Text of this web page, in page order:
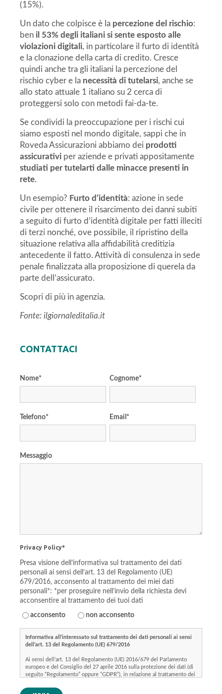
(15%).
Un dato che colpisce è la percezione del rischio:
ben il 53% degli italiani si sente esposto alle
violazioni digitali, in particolare il furto di identità
e la clonazione della carta di credito. Cresce
quindi anche tra gli italiani la percezione del
rischio cyber e la necessità di tutelarsi, anche se
allo stato attuale 1 italiano su 2 cerca di
proteggersi solo con metodi fai-da-te.
Se condividi la preoccupazione per i rischi cui
siamo esposti nel mondo digitale, sappi che in
Roveda Assicurazioni abbiamo dei prodotti
assicurativi per aziende e privati appositamente
studiati per tutelarti dalle minacce presenti in
rete.
Un esempio? Furto d’identità: azione in sede
civile per ottenere il risarcimento dei danni subiti
a seguito di furto d’identità digitale per fatti illeciti
di terzi nonché, ove possibile, il ripristino della
situazione relativa alla affidabilità creditizia
antecedente il fatto. Attività di consulenza in sede
penale finalizzata alla proposizione di querela da
parte dell’assicurato.
Scopri di più in agenzia.
Fonte: ilgiornaleditalia.it
CONTATTACI
Nome* Cognome*
Telefono* Email *
Messaggio
Privacy Policy*
Presa visione dell’informativa sul trattamento dei dati
personali ai sensi dell’art. 13 del Regolamento (UE)
679/2016, acconsento al trattamento dei miei dati
personali*: *per proseguire nell’invio della richiesta devi
acconsentire al trattamento dei tuoi dati
acconsento non acconsento
Informativa all’interessato sul trattamento dei dati personali ai sensi
dell’art. 13 del Regolamento (UE) 679/2016
Ai sensi dell’art. 13 del Regolamento (UE) 2016/679 del Parlamento
europeo e del Consiglio del 27 aprile 2016 sulla protezione dei dati (di
seguito “Regolamento” oppure “GDPR”), in relazione al trattamento dei
ASSICURAZIONI SAS (di seguito per brevità anche indicato come